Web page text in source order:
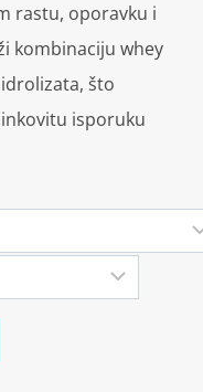
rastu, oporavku i
kombinaciju whey
što
isporuku